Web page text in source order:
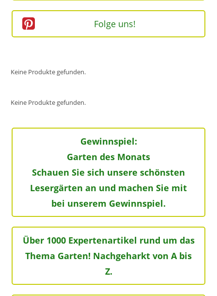
Folge uns!
Keine Produkte gefunden.
Keine Produkte gefunden.
Gewinnspiel:
Garten des Monats
Schauen Sie sich unsere schönsten
Lesergärten an und machen Sie mit
bei unserem Gewinnspiel.
Über 1000 Expertenartikel rund um das
Thema Garten! Nachgeharkt von A bis
Z.